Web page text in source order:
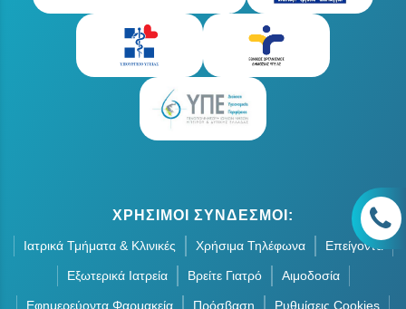
ΧΡΗΣΙΜΟΙ ΣΥΝΔΕΣΜΟΙ:
Ιατρικά Τμήματα & Κλινικές Χρήσιμα Τηλέφωνα Επείγοντα
Εξωτερικά Ιατρεία Βρείτε Γιατρό Αιμοδοσία
Εφημερεύοντα Φαρμακεία Πρόσβαση Ρυθμίσεις Cookies